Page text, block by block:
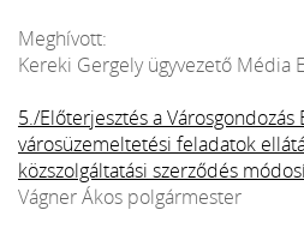
Meghívott:
Kereki Gergely ügyvezető Média
5./Előterjesztés a Városgondozás
városüzemeltetési feladatok
közszolgáltatási szerződés
Vágner Ákos polgármester